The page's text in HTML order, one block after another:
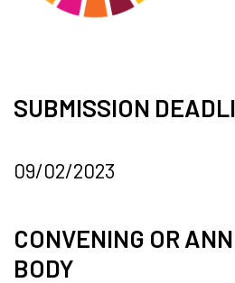
SUBMISSION
09/02/2023
CONVENING OR
BODY